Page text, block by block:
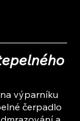
výparníku
čerpadlo